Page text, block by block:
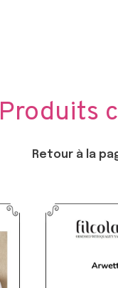
Produits
Retour à la